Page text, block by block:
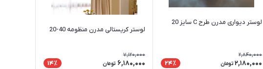
لوستر دیواری مدرن طرح C سایز 20
2,840,000
2,180,000 تومان 24٪
لوستر کریستالی مدرن منظومه 40-20
7,120,000
6,180,000 تومان 14٪